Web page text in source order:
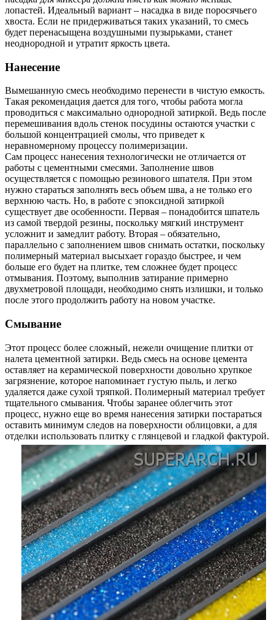
лопастей. Идеальный вариант – насадка в виде поросячьего
хвоста. Если не придерживаться таких указаний, то смесь
будет перенасыщена воздушными пузырьками, станет
неоднородной и утратит яркость цвета.
Нанесение
Вымешанную смесь необходимо перенести в чистую емкость.
Такая рекомендация дается для того, чтобы работа могла
проводиться с максимально однородной затиркой. Ведь после
перемешивания вдоль стенок посудины остаются участки с
большой концентрацией смолы, что приведет к
неравномерному процессу полимеризации.
Сам процесс нанесения технологически не отличается от
работы с цементными смесями. Заполнение швов
осуществляется с помощью резинового шпателя. При этом
нужно стараться заполнять весь объем шва, а не только его
верхнюю часть. Но, в работе с эпоксидной затиркой
существует две особенности. Первая – понадобится шпатель
из самой твердой резины, поскольку мягкий инструмент
усложнит и замедлит работу. Вторая – обязательно,
параллельно с заполнением швов снимать остатки, поскольку
полимерный материал высыхает гораздо быстрее, и чем
больше его будет на плитке, тем сложнее будет процесс
отмывания. Поэтому, выполнив затирание примерно
двухметровой площади, необходимо снять излишки, и только
после этого продолжить работу на новом участке.
Смывание
Этот процесс более сложный, нежели очищение плитки от
налета цементной затирки. Ведь смесь на основе цемента
оставляет на керамической поверхности довольно хрупкое
загрязнение, которое напоминает густую пыль, и легко
удаляется даже сухой тряпкой. Полимерный материал требует
тщательного смывания. Чтобы заранее облегчить этот
процесс, нужно еще во время нанесения затирки постараться
оставить минимум следов на поверхности облицовки, а для
отделки использовать плитку с глянцевой и гладкой фактурой.